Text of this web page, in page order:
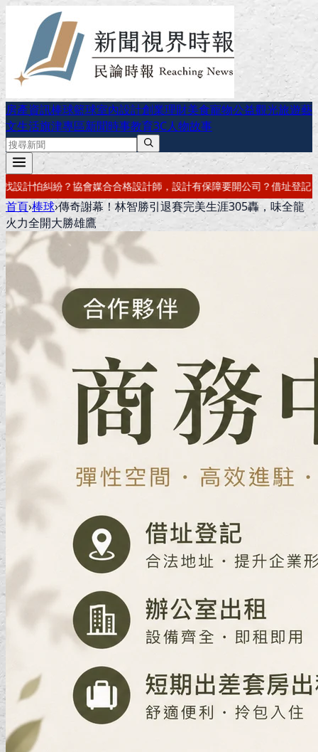
房產資訊棒球籃球室內設計創業理財美食寵物公益觀光旅遊藝
文生活旗津專區新聞時事教育3C人物故事
保障要開公司？借址登記・公司設立・工商登記一次辦好記帳報稅・
首頁›棒球›傳奇謝幕！林智勝引退賽完美生涯305轟，味全龍
火力全開大勝雄鷹